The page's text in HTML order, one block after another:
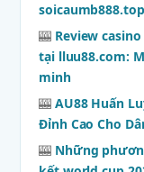
🎰 Review
tại lluu88.com:
minh
🎰 AU88 Huấn
Đỉnh Cao Cho
🎰 Những